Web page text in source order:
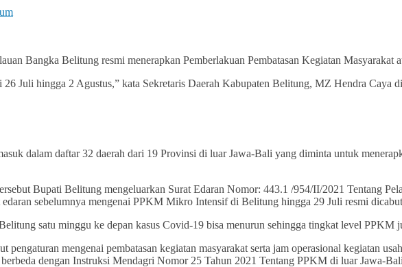
Bangka Belitung resmi menerapkan Pemberlakuan Pembatasan Kegiatan
Juli hingga 2 Agustus,” kata Sekretaris Daerah Kabupaten Belitung, MZ Hendra Caya
dalam daftar 32 daerah dari 19 Provinsi di luar Jawa-Bali yang diminta untuk
Bupati Belitung mengeluarkan Surat Edaran Nomor: 443.1 /954/II/2021 Tentang
edaran sebelumnya mengenai PPKM Mikro Intensif di Belitung hingga 29 Juli resmi
satu minggu ke depan kasus Covid-19 bisa menurun sehingga tingkat level PPKM
pengaturan mengenai pembatasan kegiatan masyarakat serta jam operasional kegiatan
dengan Instruksi Mendagri Nomor 25 Tahun 2021 Tentang PPKM di luar Jawa-